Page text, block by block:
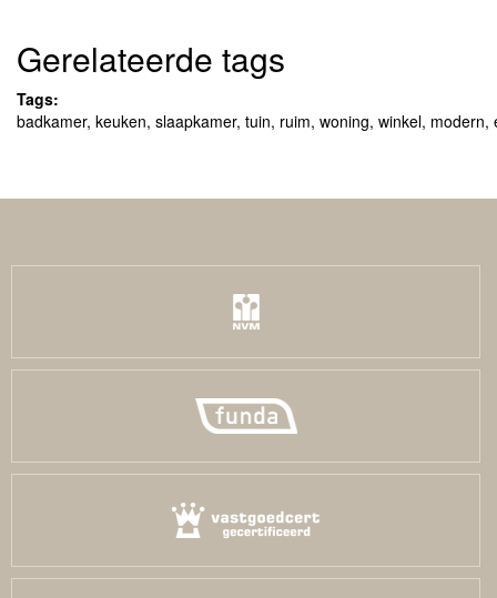
Gerelateerde tags
Tags:
badkamer, keuken, slaapkamer, tuin, ruim, woning, winkel, modern,